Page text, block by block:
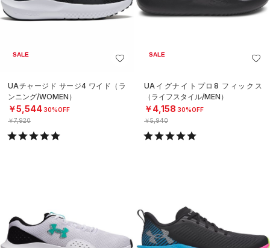
SALE
UAチャージド サージ4 ワイド（ラ
ンニング/WOMEN）
￥5,54430%OFF
￥7,920
SALE
UAイグナイトプロ8 フィックス
（ライフスタイル/MEN）
￥4,158 30%OFF
￥5,940